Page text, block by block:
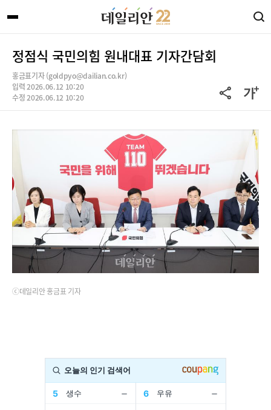
정점식 국민의힘 원내대표 기자간담회
홍금표기자 (goldpyo@dailian.co.kr)
입력 2026.06.12 10:20
수정 2026.06.12 10:20
ⓒ데일리안 홍금표 기자